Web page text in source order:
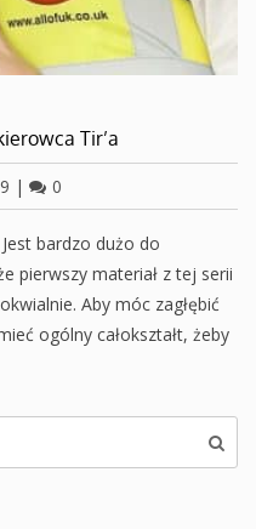
Tir’a
| 0
bardzo dużo do
pierwszy materiał z tej serii
Aby móc zagłębić
ogólny całokształt, żeby